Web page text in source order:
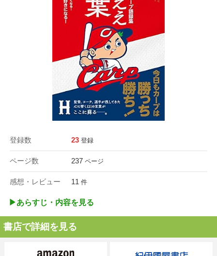
登録数 23 登録
ページ数 237 ページ
感想・レビュー 11 件
▶︎あらすじ・内容を見る
書店で詳細を見る